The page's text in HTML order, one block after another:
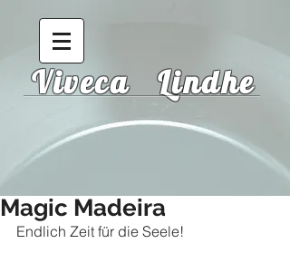
Viveca Lindhe
Magic Madeira
Endlich Zeit für die Seele!